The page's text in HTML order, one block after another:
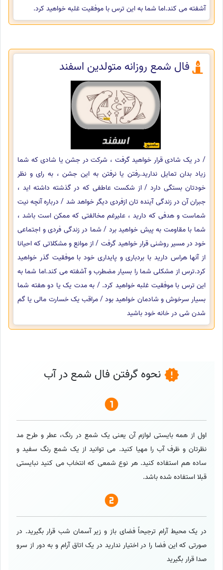
آشفته می کند.اما شما به این ترس با موفقیت غلبه خواهید کرد.
فال شمع روزانه متولدین اسفند
/ در یک شادی قرار خواهید گرفت ، شرکت در جشن یا شادی که شما
زیاد بدان تمایل ندارید.رفتن یا نرفتن به این جشن ، به رای و نظر
خودتان بستگی دارد / از شکست عاطفی که در گذشته داشته اید ،
جبران آن در زندگی آینده تان ازفردی دیگر خواهد شد / درباره آنچه نیت
شماست و هدفی که دارید ، علیرغم مخالفتی که ممکن است باشد ،
شما با مقاومت به پیش خواهید برد / شما در زندگی فردی و اجتماعی
خود در مسیر روشنی قرار خواهید گرفت / از موانع و مشکلاتی که احیانا
از آنها هراس دارید با بردباری و پایداری خود با موفقیت گذر خواهید
کرد.ترس از مشکلی شما را بسیار مضطرب و آشفته می کند.اما شما به
این ترس با موفقیت غلبه خواهید کرد. / به مدت یک یا دو هفته شما
بسیار سرخوش و شادمان خواهید بود / مراقب یک خسارت مالی یا گم
شدن شی در خانه خود باشید
نحوه گرفتن فال شمع در آب
اول از همه بایستی لوازم آن یعنی یک شمع در رنگ، عطر و طرح مد
نظرتان و ظرف آب را مهیا کنید. می توانید از یک شمع رنگ سفید و
ساده هم استفاده کنید. هر نوع شمعی که انتخاب می کنید نبایستی
قبلا استفاده شده باشد.
در یک محیط آرام ترجیحاً فضای باز و زیر آسمان شب قرار بگیرید. در
صورتی که این فضا را در اختیار ندارید در یک اتاق آرام و به دور از سرو
صدا قرار بگیرید